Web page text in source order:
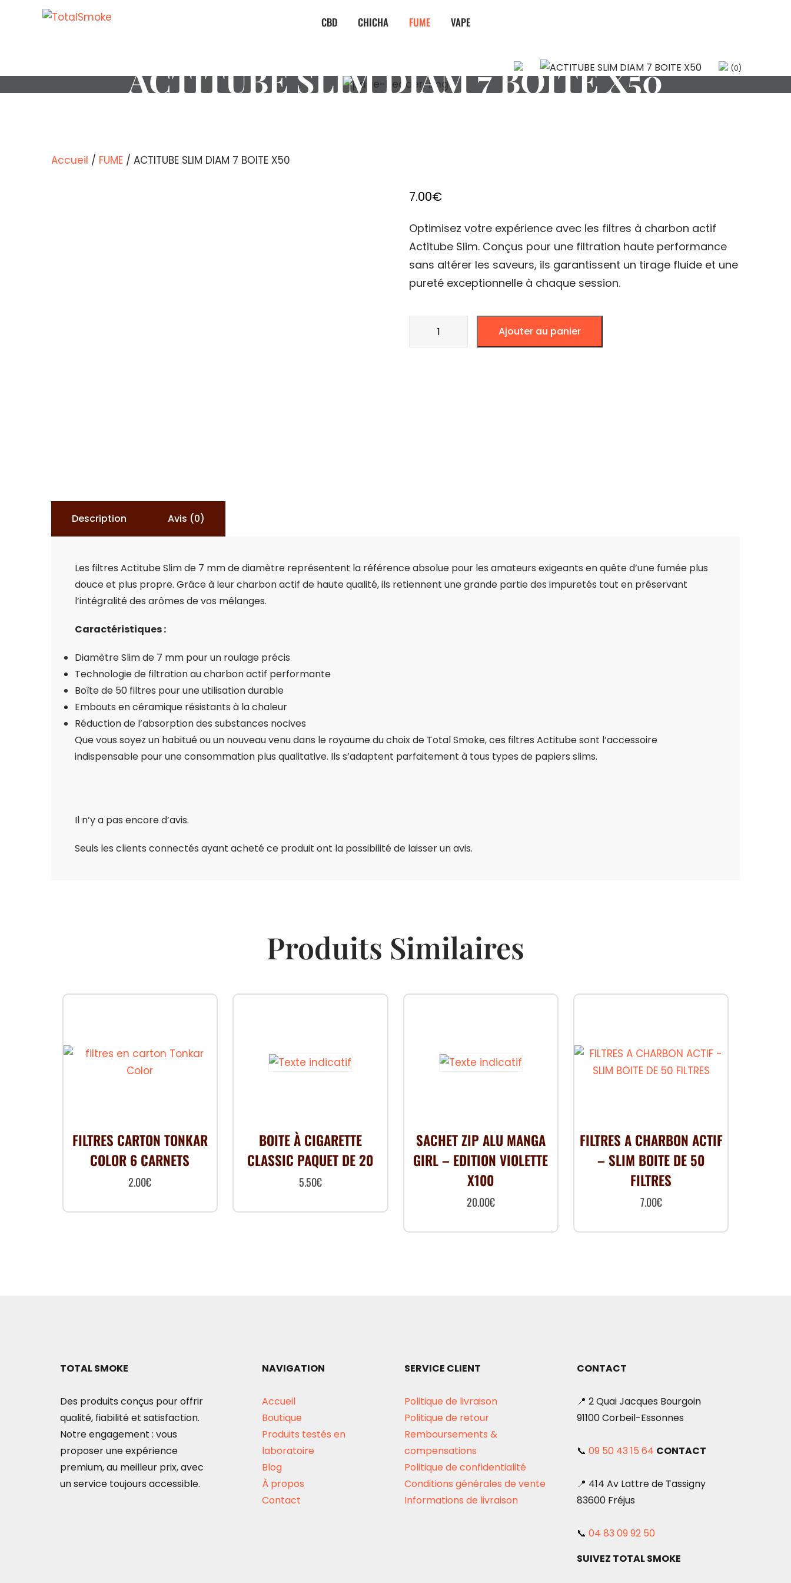
CBD CHICHA FUME VAPE
(0)
ACTITUBE SLIM DIAM 7 BOITE X50
Accueil / FUME / ACTITUBE SLIM DIAM 7 BOITE X50
7.00€
Optimisez votre expérience avec les filtres à charbon actif
Actitube Slim. Conçus pour une filtration haute performance
sans altérer les saveurs, ils garantissent un tirage fluide et une
pureté exceptionnelle à chaque session.
Ajouter au panier
Description Avis (0)
Les filtres Actitube Slim de 7 mm de diamètre représentent la référence absolue pour les amateurs exigeants en quête d’une fumée plus
douce et plus propre. Grâce à leur charbon actif de haute qualité, ils retiennent une grande partie des impuretés tout en préservant
l’intégralité des arômes de vos mélanges.
Caractéristiques :
Diamètre Slim de 7 mm pour un roulage précis
Technologie de filtration au charbon actif performante
Boîte de 50 filtres pour une utilisation durable
Embouts en céramique résistants à la chaleur
Réduction de l’absorption des substances nocives
Que vous soyez un habitué ou un nouveau venu dans le royaume du choix de Total Smoke, ces filtres Actitube sont l’accessoire
indispensable pour une consommation plus qualitative. Ils s’adaptent parfaitement à tous types de papiers slims.
Il n’y a pas encore d’avis.
Seuls les clients connectés ayant acheté ce produit ont la possibilité de laisser un avis.
Produits Similaires
FILTRES CARTON TONKAR
COLOR 6 CARNETS
2.00€
page
produit
BOITE À CIGARETTE
CLASSIC PAQUET DE 20
5.50€
SACHET ZIP ALU MANGA
GIRL – EDITION VIOLETTE
X100
20.00€
FILTRES A CHARBON ACTIF
– SLIM BOITE DE 50
FILTRES
7.00€
TOTAL SMOKE
Des produits conçus pour offrir
qualité, fiabilité et satisfaction.
Notre engagement : vous
proposer une expérience
premium, au meilleur prix, avec
un service toujours accessible.
NAVIGATION
Accueil
Boutique
Produits testés en
laboratoire
Blog
À propos
Contact
SERVICE CLIENT
Politique de livraison
Politique de retour
Remboursements &
compensations
Politique de confidentialité
Conditions générales de vente
Informations de livraison
CONTACT
📍 2 Quai Jacques Bourgoin
91100 Corbeil-Essonnes
📞 09 50 43 15 64 CONTACT
📍 414 Av Lattre de Tassigny
83600 Fréjus
📞 04 83 09 92 50
SUIVEZ TOTAL SMOKE